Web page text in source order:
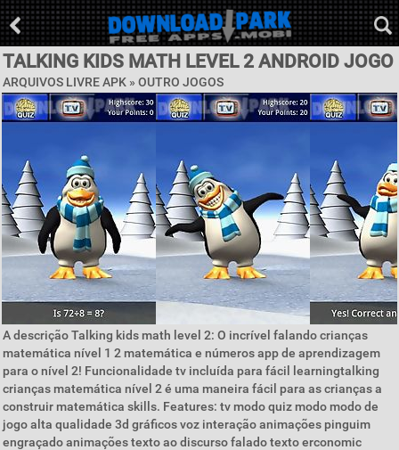
TALKING KIDS MATH LEVEL 2 ANDROID JOGO
ARQUIVOS LIVRE APK » OUTRO JOGOS
A descrição Talking kids math level 2: O incrível falando crianças
matemática nível 1 2 matemática e números app de aprendizagem
para o nível 2! Funcionalidade tv incluída para fácil learningtalking
crianças matemática nível 2 é uma maneira fácil para as crianças a
construir matemática skills. Features: tv modo quiz modo modo de
jogo alta qualidade 3d gráficos voz interação animações pinguim
engraçado animações texto ao discurso falado texto erconomic